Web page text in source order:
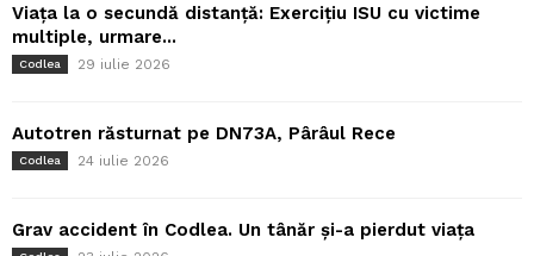
Viața la o secundă distanță: Exercițiu ISU cu victime
multiple, urmare...
Codlea 29 iulie 2026
Autotren răsturnat pe DN73A, Pârâul Rece
Codlea 24 iulie 2026
Grav accident în Codlea. Un tânăr și-a pierdut viața